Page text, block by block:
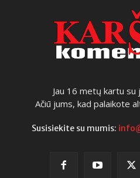
Jau 16 metų kartu su
Ačiū jums, kad palaikote
Susisiekite su mumis: